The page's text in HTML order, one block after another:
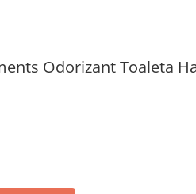
Odorizant Toaleta